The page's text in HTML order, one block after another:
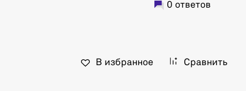
0 ответов
В избранное Сравнить